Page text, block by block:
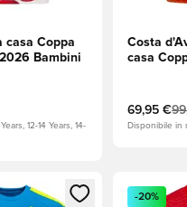
casa Coppa
Bambini
12-14 Years, 14-
Costa
casa
69,95 €
Disponibile in
modale per accedere
Apre una
-20%